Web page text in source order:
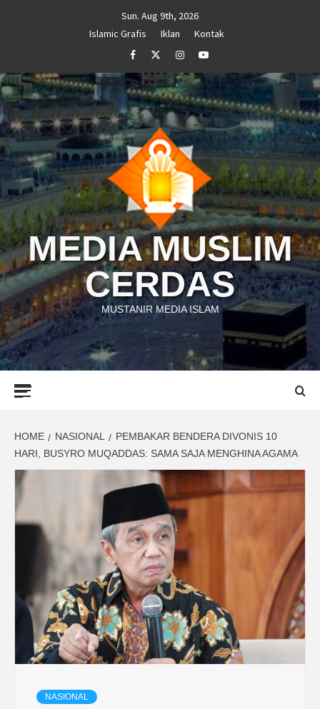
Sun. Aug 9th, 2026
Islamic Grafis
Iklan
Kontak
FacebookTwitterInstagramYoutube
MEDIA MUSLIM
CERDAS
MUSTANIR MEDIA ISLAM
HOME NASIONAL
PEMBAKAR BENDERA DIVONIS 10
HARI, BUSYRO MUQADDAS: SAMA SAJA MENGHINA AGAMA
NASIONAL